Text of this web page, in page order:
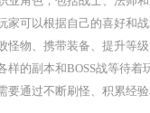
家可以根据自己的喜好和
怪物、携带装备、提升等
样的副本和BOSS战等待着
要通过不断刷怪、积累经